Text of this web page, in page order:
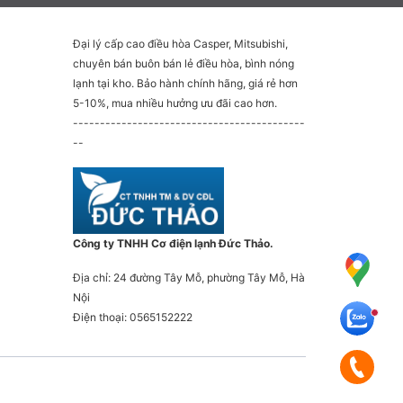
Đại lý cấp cao điều hòa Casper, Mitsubishi,
chuyên bán buôn bán lẻ điều hòa, bình nóng
lạnh tại kho. Bảo hành chính hãng, giá rẻ hơn
5-10%, mua nhiều hưởng ưu đãi cao hơn.
-------------------------------------------
--
Công ty TNHH Cơ điện lạnh Đức Thảo.
Địa chỉ: 24 đường Tây Mỗ, phường Tây Mỗ, Hà
Nội
Điện thoại: 0565152222